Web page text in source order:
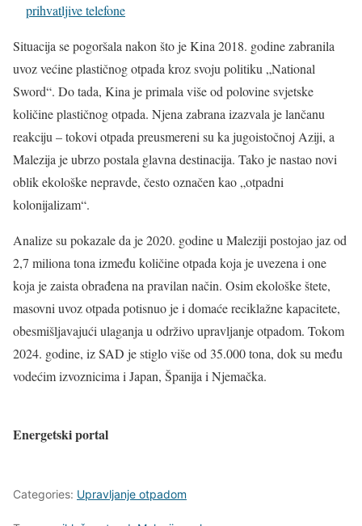
prihvatljive telefone
Situacija se pogoršala nakon što je Kina 2018. godine zabranila
uvoz većine plastičnog otpada kroz svoju politiku „National
Sword“. Do tada, Kina je primala više od polovine svjetske
količine plastičnog otpada. Njena zabrana izazvala je lančanu
reakciju – tokovi otpada preusmereni su ka jugoistočnoj Aziji, a
Malezija je ubrzo postala glavna destinacija. Tako je nastao novi
oblik ekološke nepravde, često označen kao „otpadni
kolonijalizam“.
Analize su pokazale da je 2020. godine u Maleziji postojao jaz od
2,7 miliona tona između količine otpada koja je uvezena i one
koja je zaista obrađena na pravilan način. Osim ekološke štete,
masovni uvoz otpada potisnuo je i domaće reciklažne kapacitete,
obesmišljavajući ulaganja u održivo upravljanje otpadom. Tokom
2024. godine, iz SAD je stiglo više od 35.000 tona, dok su među
vodećim izvoznicima i Japan, Španija i Njemačka.
Energetski portal
Categories: Upravljanje otpadom